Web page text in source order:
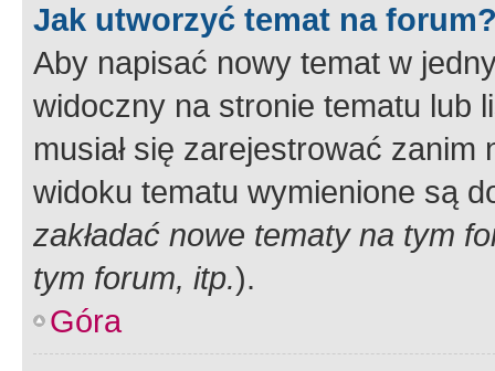
Jak utworzyć temat na
Aby napisać nowy temat w
widoczny na stronie tematu lub
musiał się zarejestrować
widoku tematu wymienione są
zakładać nowe tematy na tym
tym forum, itp.).
Góra